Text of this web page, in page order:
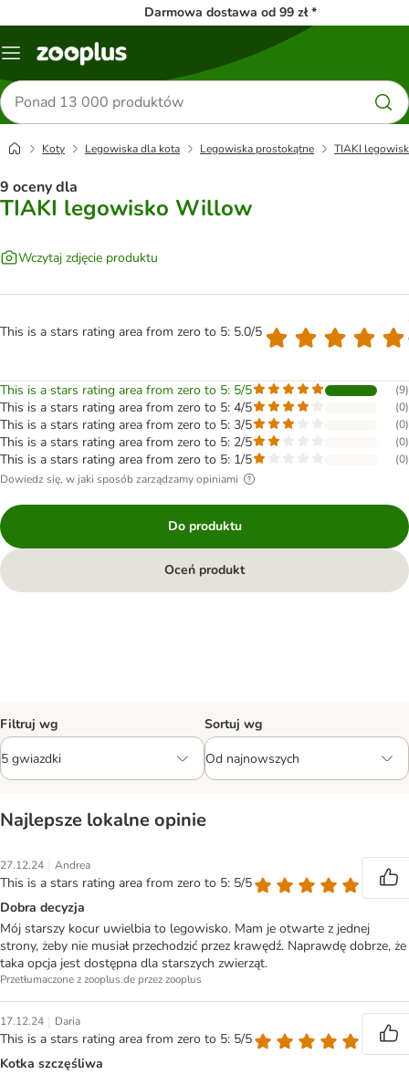
Darmowa dostawa od 99 zł *
Menu
Szukaj
produktów
Koty Legowiska dla kota Legowiska prostokątne TIAKI
9 oceny dla
TIAKI legowisko Willow
Wczytaj zdjęcie produktu
This is a stars rating area from zero to 5: 5.0/5
This is a stars rating area from zero to 5: 5/5 (9)
This is a stars rating area from zero to 5: 4/5 (0)
This is a stars rating area from zero to 5: 3/5 (0)
This is a stars rating area from zero to 5: 2/5 (0)
This is a stars rating area from zero to 5: 1/5 (0)
Dowiedz się, w jaki sposób zarządzamy opiniami
Do produktu
Oceń produkt
Filtruj wg Sortuj wg
Najlepsze lokalne opinie
27.12.24 | Andrea
This is a stars rating area from zero to 5: 5/5
Dobra decyzja
Mój starszy kocur uwielbia to legowisko. Mam je otwarte z jednej
strony, żeby nie musiał przechodzić przez krawędź. Naprawdę dobrze, że
taka opcja jest dostępna dla starszych zwierząt.
Przetłumaczone z zooplus.de przez zooplus
17.12.24 | Daria
This is a stars rating area from zero to 5: 5/5
Kotka szczęśliwa